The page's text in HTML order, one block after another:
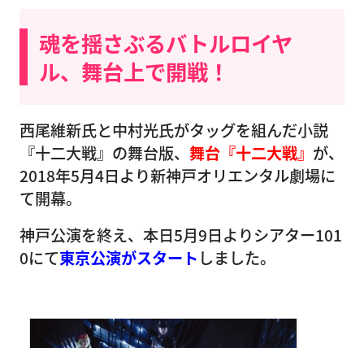
魂を揺さぶるバトルロイヤ
ル、舞台上で開戦！
西尾維新氏と中村光氏がタッグを組んだ小説
『十二大戦』の舞台版、 舞台『十二大戦』 が、
2018年5月4日より新神戸オリエンタル劇場に
て開幕。
神戸公演を終え、本日5月9日よりシアター101
0にて東京公演がスタート しました。